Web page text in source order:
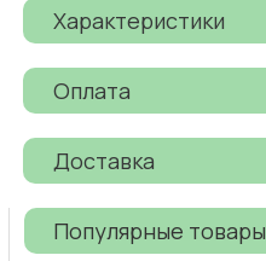
Характеристики
Оплата
Доставка
Популярные товары